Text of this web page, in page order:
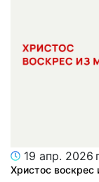
19 апр. 2026
Христос воскрес